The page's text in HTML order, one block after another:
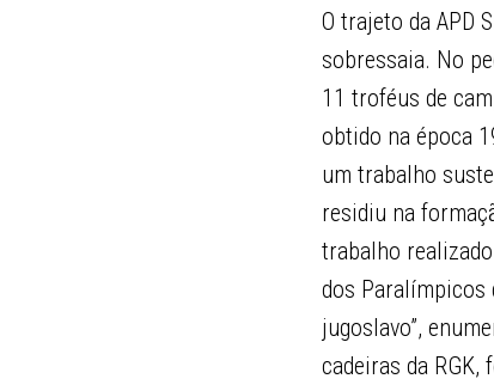
O trajeto da APD
sobressaia. No
11 troféus de
obtido na época
um trabalho
residiu na
trabalho
dos Paralímpicos
jugoslavo”,
cadeiras da RGK,